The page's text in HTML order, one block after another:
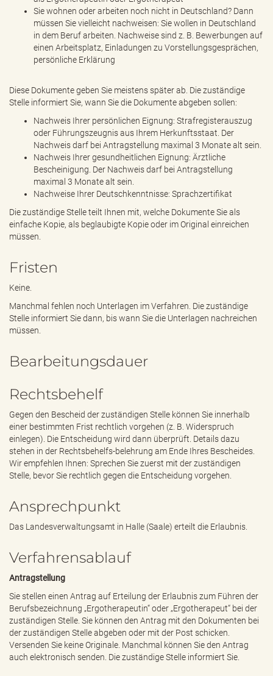
Sie wohnen oder arbeiten noch nicht in Deutschland? Dann
müssen Sie vielleicht nachweisen: Sie wollen in Deutschland
in dem Beruf arbeiten. Nachweise sind z. B. Bewerbungen auf
einen Arbeitsplatz, Einladungen zu Vorstellungsgesprächen,
persönliche Erklärung
Diese Dokumente geben Sie meistens später ab. Die zuständige
Stelle informiert Sie, wann Sie die Dokumente abgeben sollen:
Nachweis Ihrer persönlichen Eignung: Strafregisterauszug
oder Führungszeugnis aus Ihrem Herkunftsstaat. Der
Nachweis darf bei Antragstellung maximal 3 Monate alt sein.
Nachweis Ihrer gesundheitlichen Eignung: Ärztliche
Bescheinigung. Der Nachweis darf bei Antragstellung
maximal 3 Monate alt sein.
Nachweise Ihrer Deutschkenntnisse: Sprachzertifikat
Die zuständige Stelle teilt Ihnen mit, welche Dokumente Sie als
einfache Kopie, als beglaubigte Kopie oder im Original einreichen
müssen.
Fristen
Keine.
Manchmal fehlen noch Unterlagen im Verfahren. Die zuständige
Stelle informiert Sie dann, bis wann Sie die Unterlagen nachreichen
müssen.
Bearbeitungsdauer
Rechtsbehelf
Gegen den Bescheid der zuständigen Stelle können Sie innerhalb
einer bestimmten Frist rechtlich vorgehen (z. B. Widerspruch
einlegen). Die Entscheidung wird dann überprüft. Details dazu
stehen in der Rechtsbehelfs-belehrung am Ende Ihres Bescheides.
Wir empfehlen Ihnen: Sprechen Sie zuerst mit der zuständigen
Stelle, bevor Sie rechtlich gegen die Entscheidung vorgehen.
Ansprechpunkt
Das Landesverwaltungsamt in Halle (Saale) erteilt die Erlaubnis.
Verfahrensablauf
Antragstellung
Sie stellen einen Antrag auf Erteilung der Erlaubnis zum Führen der
Berufsbezeichnung „Ergotherapeutin“ oder „Ergotherapeut“ bei der
zuständigen Stelle. Sie können den Antrag mit den Dokumenten bei
der zuständigen Stelle abgeben oder mit der Post schicken.
Versenden Sie keine Originale. Manchmal können Sie den Antrag
auch elektronisch senden. Die zuständige Stelle informiert Sie.